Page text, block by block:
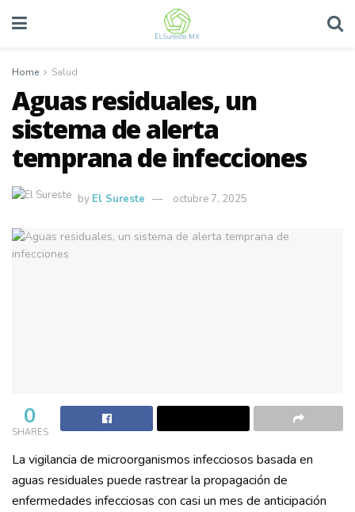
Home Salud
Aguas residuales, un
sistema de alerta
temprana de infecciones
by El Sureste octubre 7, 2025
0
SHARES
La vigilancia de microorganismos infecciosos basada en
aguas residuales puede rastrear la propagación de
enfermedades infecciosas con casi un mes de anticipación